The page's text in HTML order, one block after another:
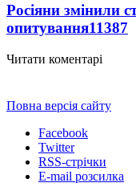
Росіяни змінили
опитування11387
Читати коментарі
Повна версія сайту
Facebook
Twitter
RSS-стрічки
E-mail розсилка